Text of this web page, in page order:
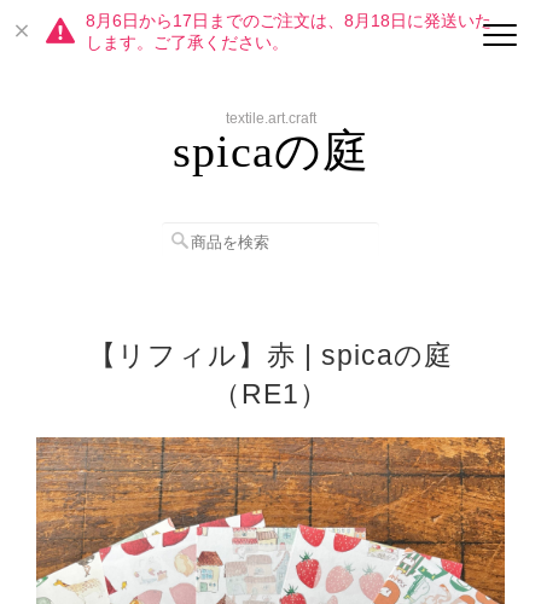
8月6日から17日までのご注文は、8月18日に発送いた
します。ご了承ください。
textile.art.craft
spicaの庭
【リフィル】赤 | spicaの庭
（RE1）